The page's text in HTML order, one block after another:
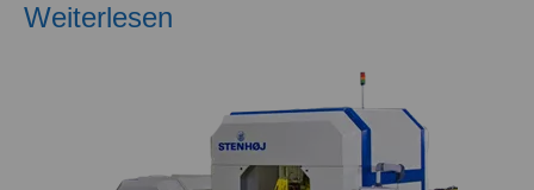
Weiterlesen